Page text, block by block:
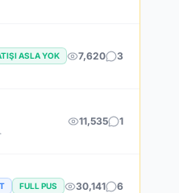
ASLA YOK 7,620 3
11,535 1
FULL PUS 30,141 6